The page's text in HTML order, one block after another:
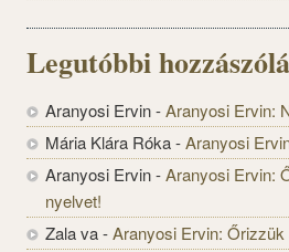
Legutóbbi
Aranyosi Ervin-Aranyosi Ervin:
Mária Klára Róka-Aranyosi
Aranyosi Ervin-Aranyosi Ervin:
nyelvet!
Zala va-Aranyosi Ervin: